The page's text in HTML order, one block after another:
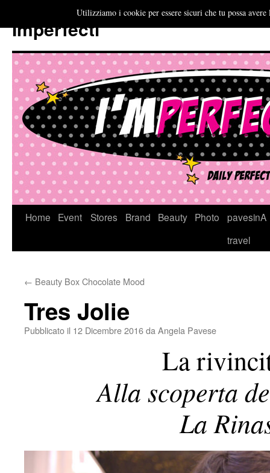
Imperfecti
VaiHome Event Stores Brand Beauty Photo
pavesinA
travel
← Beauty Box Chocolate Mood
Tres Jolie
Pubblicato il 12 Dicembre 2016da Angela Pavese
La
Alla scoperta
La
Utilizziamo i cookie per essere sicuri che tu possa